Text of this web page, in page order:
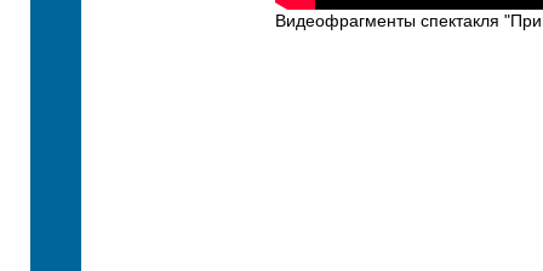
Видеофрагменты спектакля